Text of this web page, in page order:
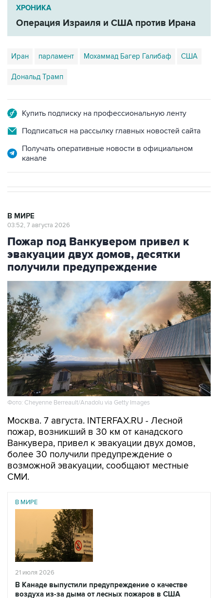
ХРОНИКА
Операция Израиля и США против Ирана
Иран парламент Мохаммад Багер Галибаф США
Дональд Трамп
Купить подписку на профессиональную ленту
Подписаться на рассылку главных новостей сайта
Получать оперативные новости в официальном
канале
В МИРЕ
03:52, 7 августа 2026
Пожар под Ванкувером привел к
эвакуации двух домов, десятки
получили предупреждение
Фото: Cheyenne Berreault/Anadolu via Getty Images
Москва. 7 августа. INTERFAX.RU - Лесной
пожар, возникший в 30 км от канадского
Ванкувера, привел к эвакуации двух домов,
более 30 получили предупреждение о
возможной эвакуации, сообщают местные
СМИ.
В МИРЕ
21 июля 2026
В Канаде выпустили предупреждение о качестве
воздуха из-за дыма от лесных пожаров в США